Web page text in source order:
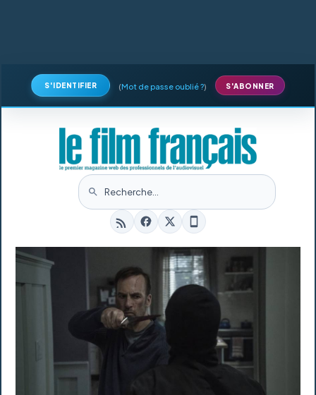
S'IDENTIFIER (Mot de passe oublié ?) S'ABONNER